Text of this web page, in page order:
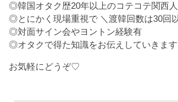
◎韓国オタク歴20年以上のコテコテ関西人
◎とにかく現場重視で ＼渡韓回数は30回
◎対面サイン会やヨントン経験有
◎オタクで得た知識をお伝えしていきます
お気軽にどうぞ♡